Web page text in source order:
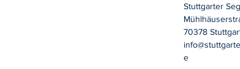
Stuttgarter
70378
e